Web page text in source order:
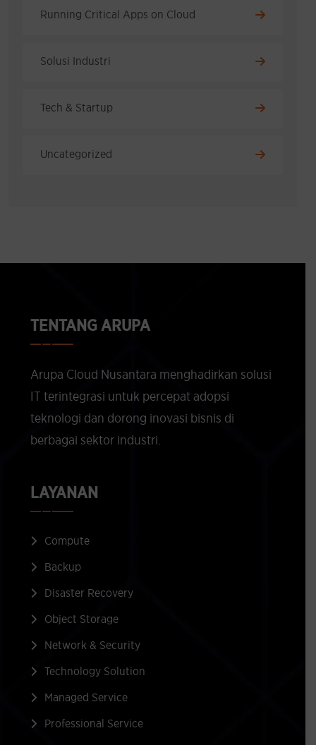
Running Critical Apps on Cloud
Solusi Industri
Tech & Startup
Uncategorized
TENTANG ARUPA
Arupa Cloud Nusantara menghadirkan solusi
IT terintegrasi untuk percepat adopsi
teknologi dan dorong inovasi bisnis di
berbagai sektor industri.
LAYANAN
Compute
Backup
Disaster Recovery
Object Storage
Network & Security
Technology Solution
Managed Service
Professional Service